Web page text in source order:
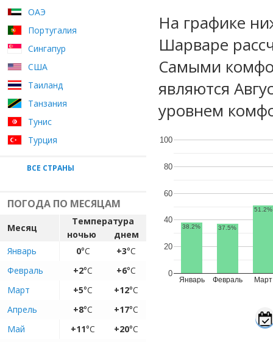
ОАЭ
Португалия
Сингапур
США
Таиланд
Танзания
Тунис
Турция
ВСЕ СТРАНЫ
ПОГОДА ПО МЕСЯЦАМ
Месяц
Температура
ночью
днем
Январь
0°C +3°C
Февраль
+2°C +6°C
Март
+5°C +12°C
Апрель
+8°C +17°C
Май
+11°C +20°C
На графике
Шарваре
Самыми
являются
уровнем
Январь Февраль Март
0
20
40
60
80
100
38.2% 37.5%
51.2%